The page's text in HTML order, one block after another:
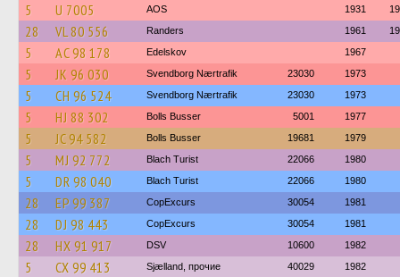
5 U 7005 AOS 1931
28 VL 80 556 Randers 1961
5 AC 98 178 Edelskov 1967
5 JK 96 030 Svendborg Nærtrafik 23030 1973
5 CH 96 524 Svendborg Nærtrafik 23030 1973
5 HJ 88 302 Bolls Busser 5001 1977
5 JC 94 582 Bolls Busser 19681 1979
5 MJ 92 772 Blach Turist 22066 1980
5 DR 98 040 Blach Turist 22066 1980
28 EP 99 387 CopExcurs 30054 1981
28 DJ 98 443 CopExcurs 30054 1981
28 HX 91 917 DSV 10600 1982
5 CX 99 413 Sjælland, прочие 40029 1982